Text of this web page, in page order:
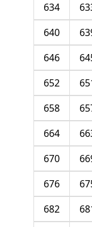
634
640
646
652
658
664
670
676
682